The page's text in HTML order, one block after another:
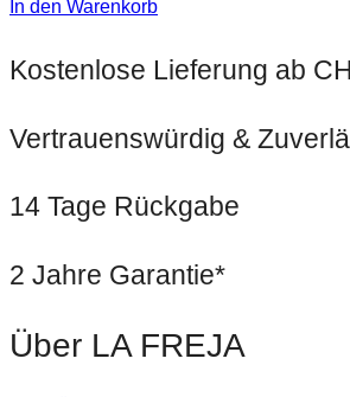
In den Warenkorb
Kostenlose Lieferung ab
Vertrauenswürdig &
14 Tage Rückgabe
2 Jahre Garantie*
Über LA FREJA